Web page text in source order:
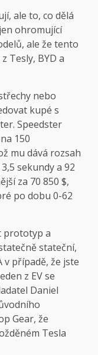
ale to, co dělá
ohromující
ale že tento
Tesly, BYD a
nebo
kupé s
Speedster
150
mu dává rozsah
sekundy a 92
za 70 850 $,
po dobu 0-62
prototyp a
stateční,
případě, že jste
z EV se
Daniel
Gear, že
Tesla